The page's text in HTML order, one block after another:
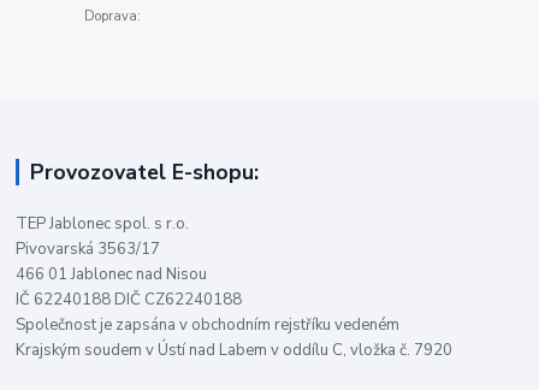
Doprava:
Provozovatel E-shopu:
TEP Jablonec spol. s r.o.
Pivovarská 3563/17
466 01 Jablonec nad Nisou
IČ 62240188 DIČ CZ62240188
Společnost je zapsána v obchodním rejstříku vedeném
Krajským soudem v Ústí nad Labem v oddílu C, vložka č. 7920